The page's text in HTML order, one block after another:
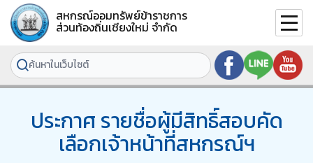
สหกรณ์ออมทรัพย์ข้าราชการ
ส่วนท้องถิ่นเชียงใหม่ จำกัด
ประกาศ รายชื่อผู้มีสิทธิ์สอบคัด
เลือกเจ้าหน้าที่สหกรณ์ฯ